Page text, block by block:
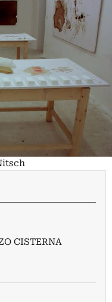
CISTERNA